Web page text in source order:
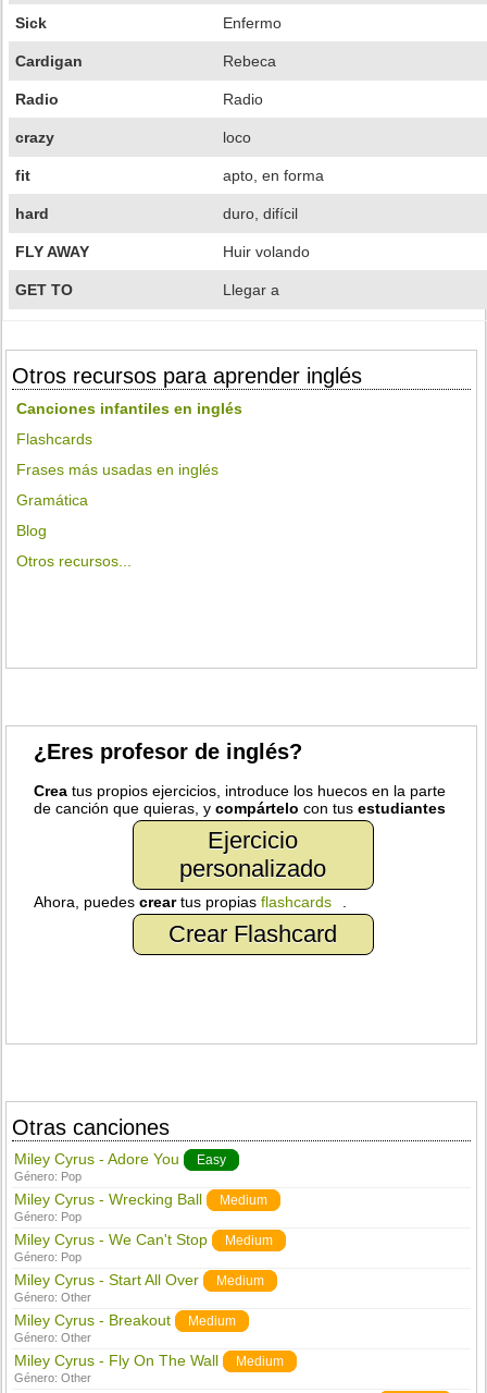
Sick Enfermo
Cardigan Rebeca
Radio Radio
crazy loco
fit apto, en forma
hard duro, difícil
FLY AWAY Huir volando
GET TO Llegar a
Otros recursos para aprender inglés
Canciones infantiles en inglés
Flashcards
Frases más usadas en inglés
Gramática
Blog
Otros recursos...
¿Eres profesor de inglés?
Crea tus propios ejercicios, introduce los huecos en la parte
de canción que quieras, ycompártelo con tusestudiantes
Ejercicio
personalizado
Ahora, puedescreartus propiasflashcards
Crear Flashcard
Otras canciones
Miley Cyrus - Adore You Easy
Género: Pop
Miley Cyrus - Wrecking Ball Medium
Género: Pop
Miley Cyrus - We Can't Stop Medium
Género: Pop
Miley Cyrus - Start All Over Medium
Género:Other
Miley Cyrus - Breakout Medium
Género:Other
Miley Cyrus - Fly On The Wall Medium
Género:Other